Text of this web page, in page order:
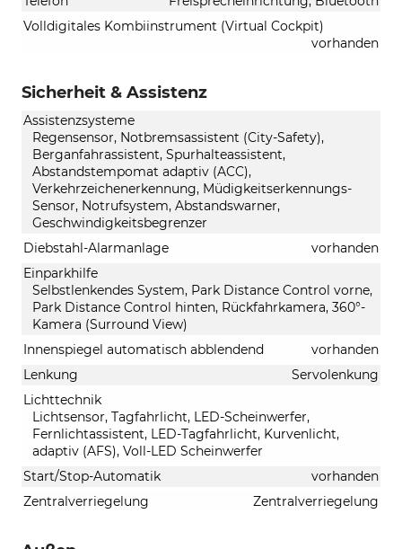
Volldigitales Kombiinstrument (Virtual Cockpit)
vorhanden
Sicherheit & Assistenz
Assistenzsysteme
Regensensor, Notbremsassistent (City-Safety),
Berganfahrassistent, Spurhalteassistent,
Abstandstempomat adaptiv (ACC),
Verkehrzeichenerkennung, Müdigkeitserkennungs-
Sensor, Notrufsystem, Abstandswarner,
Geschwindigkeitsbegrenzer
Diebstahl-Alarmanlage
vorhanden
Einparkhilfe
Selbstlenkendes System, Park Distance Control vorne,
Park Distance Control hinten, Rückfahrkamera, 360°-
Kamera (Surround View)
Innenspiegel automatisch abblendend
vorhanden
Lenkung
Servolenkung
Lichttechnik
Lichtsensor, Tagfahrlicht, LED-Scheinwerfer,
Fernlichtassistent, LED-Tagfahrlicht, Kurvenlicht,
adaptiv (AFS), Voll-LED Scheinwerfer
Start/Stop-Automatik
vorhanden
Zentralverriegelung
Zentralverriegelung